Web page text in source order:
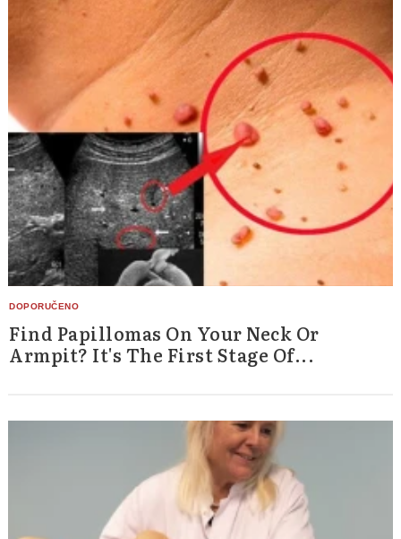
Find Papillomas On Your Neck Or
Armpit? It's The First Stage Of...